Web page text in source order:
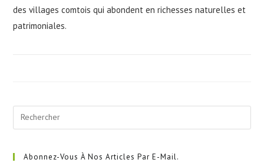
des villages comtois qui abondent en richesses naturelles et
patrimoniales.
Abonnez-Vous À Nos Articles Par E-Mail.